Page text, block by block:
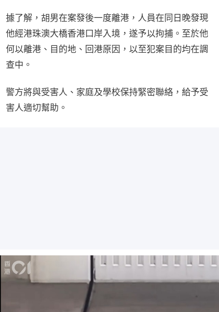
據了解，胡男在案發後一度離港，人員在同日晚發現
他經港珠澳大橋香港口岸入境，遂予以拘捕。至於他
何以離港、目的地、回港原因，以至犯案目的均在調
查中。
警方將與受害人、家庭及學校保持緊密聯絡，給予受
害人適切幫助。